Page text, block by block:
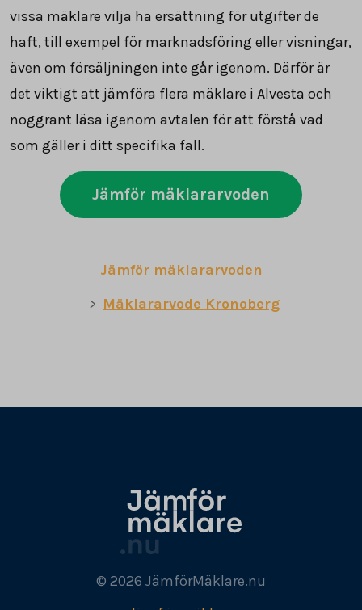
vissa mäklare vilja ha ersättning för utgifter de
haft, till exempel för marknadsföring eller visningar,
även om försäljningen inte går igenom. Därför är
det viktigt att jämföra flera mäklare i Alvesta och
noggrant läsa igenom avtalen för att förstå vad
som gäller i ditt specifika fall.
Jämför mäklararvoden
Jämför mäklararvoden
Mäklararvode Kronoberg
© 2026 JämförMäklare.nu